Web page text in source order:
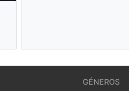
GÉNEROS